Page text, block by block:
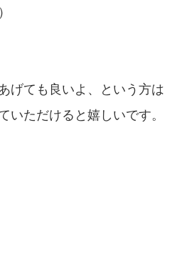
げても良いよ、という方は
いただけると嬉しいです。